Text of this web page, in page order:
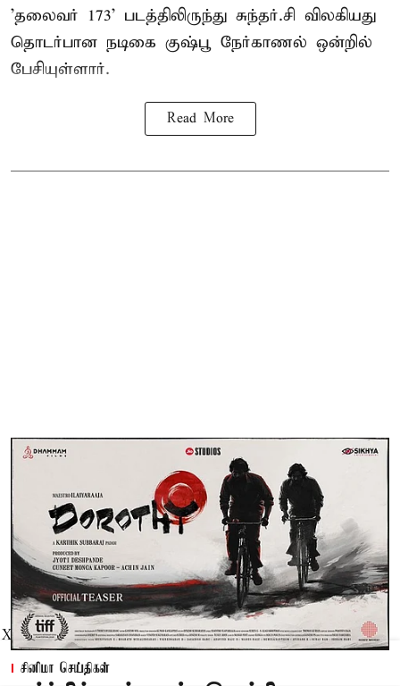
'தலைவர் 173' படத்திலிருந்து சுந்தர்.சி விலகியது
தொடர்பான நடிகை குஷ்பூ நேர்காணல் ஒன்றில்
பேசியுள்ளார்.
Read More
சினிமா செய்திகள்
X